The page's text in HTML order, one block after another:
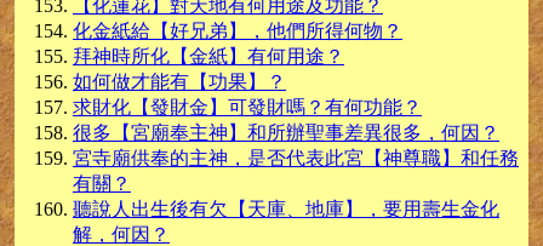
【化蓮花】對天地有何用途及功能？
化金紙給【好兄弟】，他們所得何物？
拜神時所化【金紙】有何用途？
如何做才能有【功果】？
求財化【發財金】可發財嗎？有何功能？
很多【宮廟奉主神】和所辦聖事差異很多，何因？
宮寺廟供奉的主神，是否代表此宮【神尊職】和任務
有關？
聽說人出生後有欠【天庫、地庫】，要用壽生金化
解，何因？